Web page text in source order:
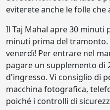
eviterete anche le folle
Il Taj Mahal apre 30 minuti
minuti prima del tramonto.
venerdì! Per entrare nel
pagare un supplemento di
d'ingresso. Vi consiglio di
macchina fotografica,
poiché i controlli di